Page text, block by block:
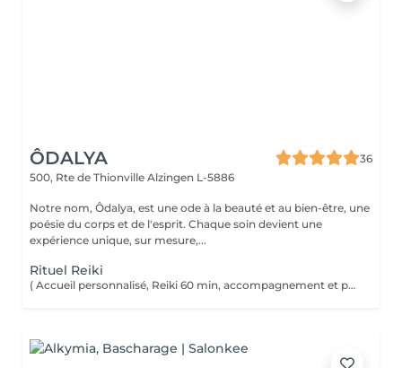
ÔDALYA
36
500, Rte de Thionville Alzingen L-5886
Notre nom, Ôdalya, est une ode à la beauté et au bien-être, une
poésie du corps et de l'esprit. Chaque soin devient une
expérience unique, sur mesure,...
Rituel Reiki
( Accueil personnalisé, Reiki 60 min, accompagnement et partage ) Soin énergétique d'origine japonaise qui permet de faire circuler et d'harmoniser l'énergie du corps. Le Reiki aide à apaiser le corps et l'esprit, favorise la relaxation, contribue à améliorer le sommeil, calme les tensions.